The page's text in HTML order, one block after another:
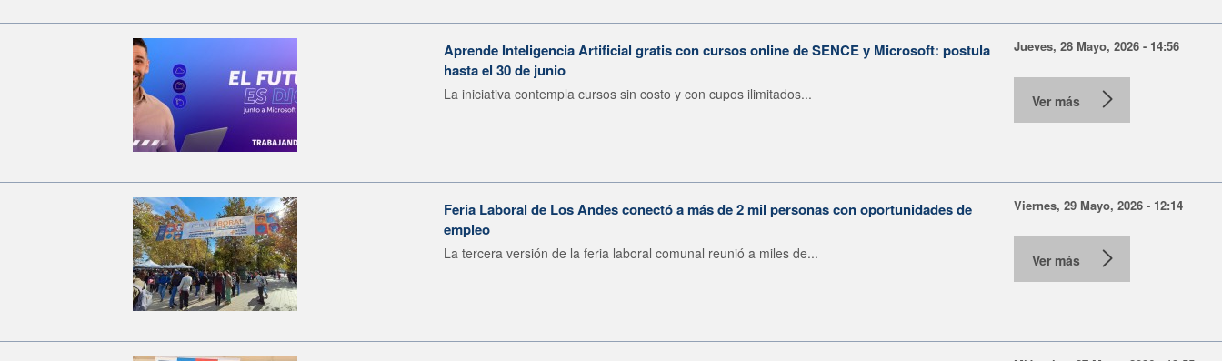
Aprende Inteligencia Artificial gratis con cursos online de SENCE y Microsoft: postula
hasta el 30 de junio
La iniciativa contempla cursos sin costo y con cupos ilimitados...
Jueves, 28 Mayo, 2026 - 14:56
Ver más
Feria Laboral de Los Andes conectó a más de 2 mil personas con oportunidades de
empleo
La tercera versión de la feria laboral comunal reunió a miles de...
Viernes, 29 Mayo, 2026 - 12:14
Ver más